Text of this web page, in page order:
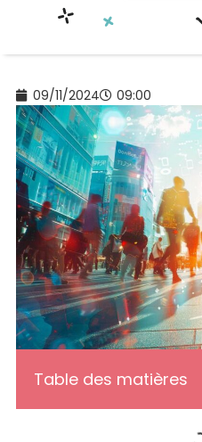
09/11/2024 09:00
Table des matières